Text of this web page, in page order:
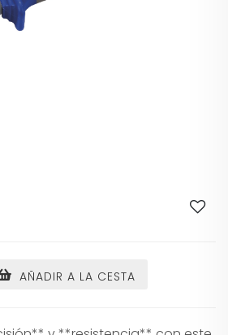
AÑADIR A LA CESTA